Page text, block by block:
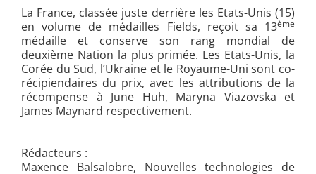
La France, classée juste derrière les Etats-Unis (15)
en volume de médailles Fields, reçoit sa 13ème
médaille et conserve son rang mondial de
deuxième Nation la plus primée. Les Etats-Unis, la
Corée du Sud, l’Ukraine et le Royaume-Uni sont co-
récipiendaires du prix, avec les attributions de la
récompense à June Huh, Maryna Viazovska et
James Maynard respectivement.
Rédacteurs :
Maxence Balsalobre, Nouvelles technologies de